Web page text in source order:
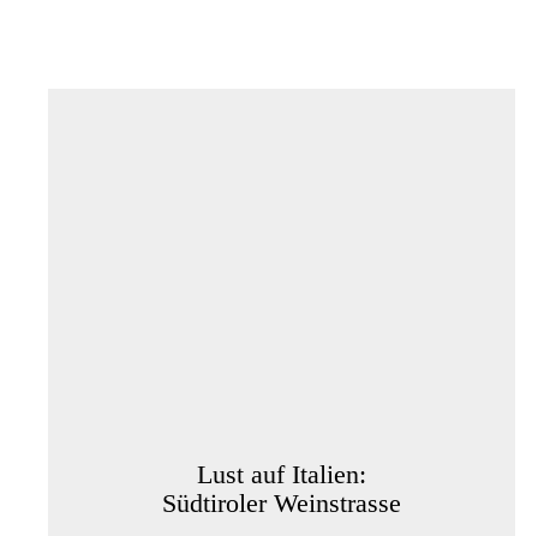
Lust auf Italien:
Südtiroler Weinstrasse